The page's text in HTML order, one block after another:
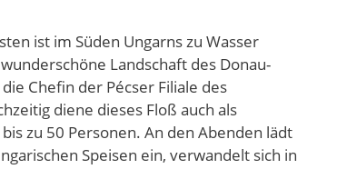
ist im Süden Ungarns zu Wasser
Landschaft des Donau-
Chefin der Pécser Filiale des
diene dieses Floß auch als
zu 50 Personen. An den Abenden lädt
Speisen ein, verwandelt sich in